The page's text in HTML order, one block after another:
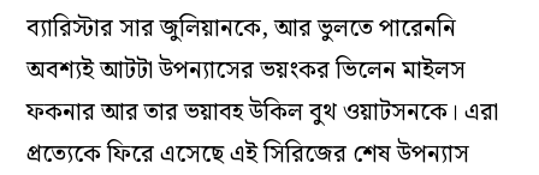
ব্যারিস্টার সার জুলিয়ানকে, আর ভুলতে পারেননি
অবশ্যই আটটা উপন্যাসের ভয়ংকর ভিলেন মাইলস
ফকনার আর তার ভয়াবহ উকিল বুথ ওয়াটসনকে। এরা
প্রত্যেকে ফিরে এসেছে এই সিরিজের শেষ উপন্যাস